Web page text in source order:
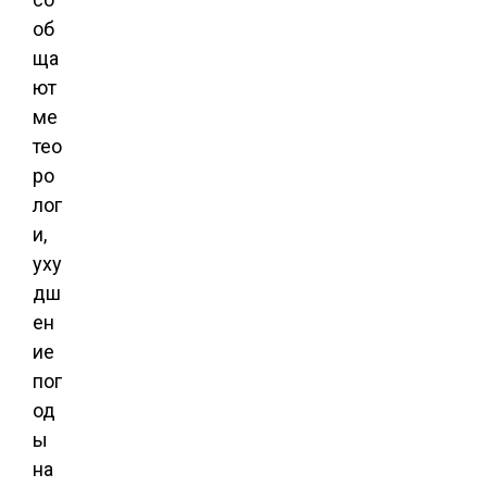
об
ща
ют
ме
тео
ро
лог
и,
уху
дш
ен
ие
пог
од
ы
на